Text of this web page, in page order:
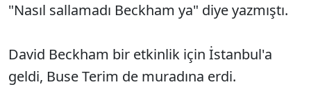
"Nasıl sallamadı Beckham ya" diye yazmıştı.
David Beckham bir etkinlik için İstanbul'a
geldi, Buse Terim de muradına erdi.